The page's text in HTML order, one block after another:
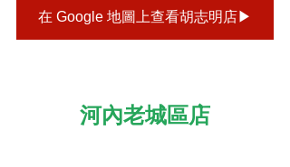
在 Google 地圖上查看胡志明店▶
河內老城區店